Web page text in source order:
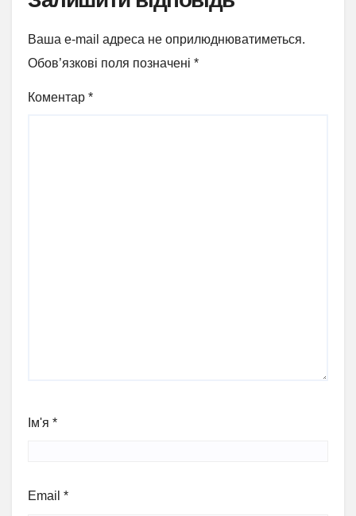
Ваша e-mail адреса не оприлюднюватиметься.
Обов’язкові поля позначені *
Коментар *
Ім'я *
Email *